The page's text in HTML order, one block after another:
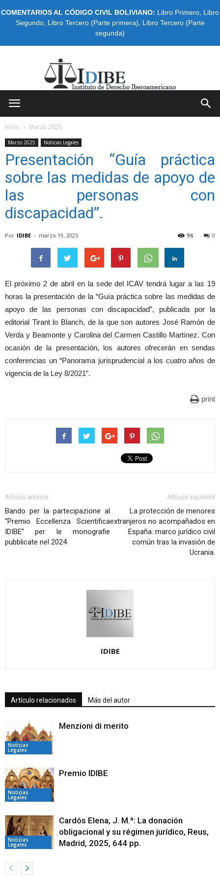
COMENTARIOS AL CÓDIGO CIVIL BOLIVIANO: Libro Primero Libro
Segundo, Libro Tercero (Parte primera)
Libro Tercero (Parte
segunda)
Inicio Marzo 2025
Marzo 2025 Noticias Legales
Presentación “Guía práctica
sobre las medidas de apoyo de
las personas con
discapacidad”.
Por IDIBE - marzo 19, 2025 0
96
El próximo 2 de abril en la sede del ICAV tendrá lugar a las 19
horas la presentación de la “Guía práctica sobre las medidas de
apoyo de las personas con discapacidad”, publicada por la
editorial Tirant lo Blanch, de la que son autores José Ramón de
Verda y Beamonte y Carolina del Carmen Castillo Martínez. Con
ocasión de la presentación, los autores ofrecerán en sendas
conferencias un “Panorama jurisprudencial a los cuatro años de
vigencia de la Ley 8/2021”.
print
Artículo anterior
Bando per la partecipazione al
“Premio Eccellenza Scientifica
IDIBE” per le monografie
pubblicate nel 2024
Artículo siguiente
La protección de menores
extranjeros no acompañados en
España: marco jurídico civil
común tras la invasión de
Ucrania.
IDIBE
Artículo relacionados Más del autor
Noticias
Legales
Menzioni di merito
Noticias
Legales
Premio IDIBE
Noticias
Legales
Cardós Elena, J. M.ª: La donación
obligacional y su régimen jurídico, Reus,
Madrid, 2025, 644 pp.